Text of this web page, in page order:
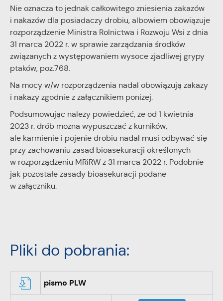
Nie oznacza to jednak całkowitego zniesienia zakazów
i nakazów dla posiadaczy drobiu, albowiem obowiązuje
rozporządzenie Ministra Rolnictwa i Rozwoju Wsi z dnia
31 marca 2022 r. w sprawie zarządzania środków
związanych z występowaniem wysoce zjadliwej grypy
ptaków, poz.768.
Na mocy w/w rozporządzenia nadal obowiązują zakazy
i nakazy zgodnie z załącznikiem poniżej.
Podsumowując należy powiedzieć, że od 1 kwietnia
2023 r. drób można wypuszczać z kurników,
ale karmienie i pojenie drobiu nadal musi odbywać się
przy zachowaniu zasad bioasekuracji określonych
w rozporządzeniu MRiRW z 31 marca 2022 r. Podobnie
jak pozostałe zasady bioasekuracji podane
w załączniku.
Pliki do pobrania:
pismo PLW
internetowych pod względem ich popularności wśród
użytkowników. Zgromadzone informacje są przetwarzane w
formie zanonimizowanej. Wyrażenie zgody na analityczne pliki
cookies gwarantuje dostępność wszystkich funkcjonalności.
Dzięki reklamowym plikom cookies prezentujemy Ci
najciekawsze informacje i aktualności na stronach naszych
partnerów.
Promocyjne pliki cookies służą do prezentowania Ci naszych
komunikatów na podstawie analizy Twoich upodobań oraz
Twoich zwyczajów dotyczących przeglądanej witryny
stronach podmiotów trzecich lub firm będących naszymi
partnerami oraz innych dostawców usług. Firmy te działają w
charakterze pośredników prezentujących nasze treści w
postaci wiadomości, ofert, komunikatów mediów
społecznościowych.
Więcej